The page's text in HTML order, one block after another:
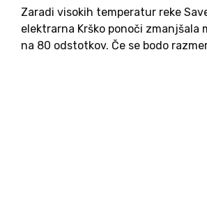
Zaradi visokih temperatur reke
elektrarna Krško ponoči zmanjšala
na 80 odstotkov. Če se bodo